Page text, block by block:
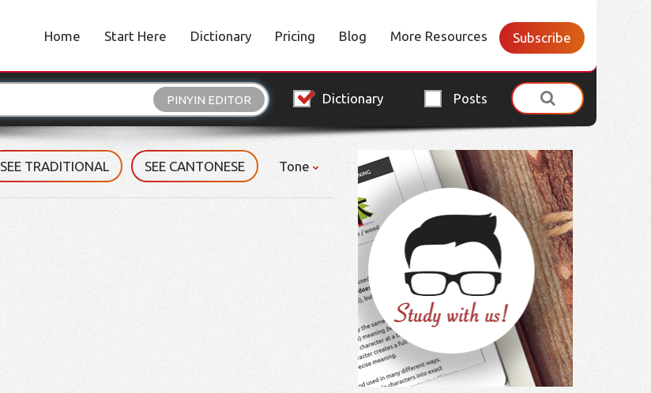
Home Start Here Dictionary Pricing Blog More Resources Subscribe
PINYIN EDITOR Dictionary Posts
SEE TRADITIONAL SEE CANTONESE Tone